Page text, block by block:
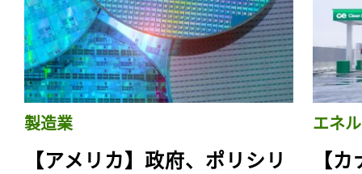
製造業
【アメリカ】政府、ポリシリ
エネ
【